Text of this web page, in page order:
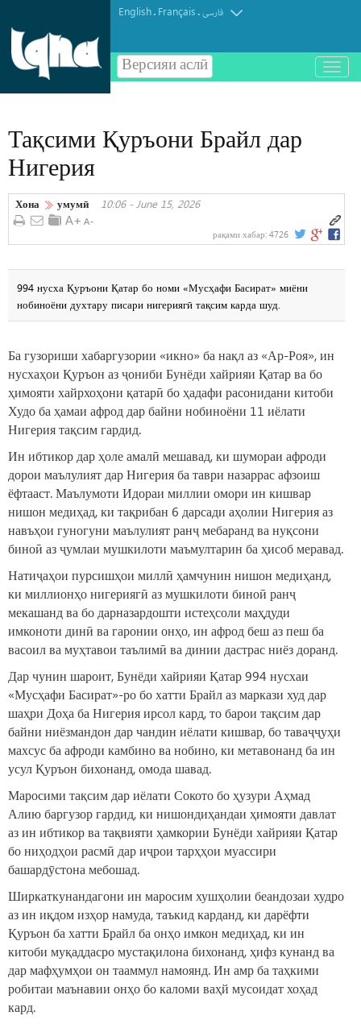
English. Français.فارسی
Версияи аслӣ
باز
و
Тақсими Қуръони Брайл дар
Нигерия
Хона умумӣ 10:06 - June 15, 2026
рақами хабар: 4726
994 нусха Қуръони Қатар бо номи «Мусҳафи Басират» миёни
нобиноёни духтару писари нигериягӣ тақсим карда шуд.
Ба гузориши хабаргузории «икно» ба нақл аз «Ар-Роя», ин
нусхаҳои Қуръон аз ҷониби Бунёди хайрияи Қатар ва бо
ҳимояти хайрхоҳони қатарӣ бо ҳадафи расонидани китоби
Худо ба ҳамаи афрод дар байни нобиноёни 11 иёлати
Нигерия тақсим гардид.
Ин ибтикор дар ҳоле амалӣ мешавад, ки шумораи афроди
дорои маълулият дар Нигерия ба таври назаррас афзоиш
ёфтааст. Маълумоти Идораи миллии омори ин кишвар
нишон медиҳад, ки тақрибан 6 дарсади аҳолии Нигерия аз
навъҳои гуногуни маълулият ранҷ мебаранд ва нуқсони
биноӣ аз ҷумлаи мушкилоти маъмултарин ба ҳисоб меравад.
Натиҷаҳои пурсишҳои миллӣ ҳамчунин нишон медиҳанд,
ки миллионҳо нигериягӣ аз мушкилоти биноӣ ранҷ
мекашанд ва бо дарназардошти истеҳсоли маҳдуди
имконоти динӣ ва гаронии онҳо, ин афрод беш аз пеш ба
васоил ва муҳтавои таълимӣ ва динии дастрас ниёз доранд.
Дар чунин шароит, Бунёди хайрияи Қатар 994 нусхаи
«Мусҳафи Басират»-ро бо хатти Брайл аз маркази худ дар
шаҳри Доҳа ба Нигерия ирсол кард, то барои тақсим дар
байни ниёзмандон дар чандин иёлати кишвар, бо таваҷҷуҳи
махсус ба афроди камбино ва нобино, ки метавонанд ба ин
усул Қуръон бихонанд, омода шавад.
Маросими тақсим дар иёлати Сокото бо ҳузури Аҳмад
Алию баргузор гардид, ки нишондиҳандаи ҳимояти давлат
аз ин ибтикор ва тақвияти ҳамкории Бунёди хайрияи Қатар
бо ниҳодҳои расмӣ дар иҷрои тарҳҳои муассири
башардӯстона мебошад.
Ширкаткунандагони ин маросим хушҳолии беандозаи худро
аз ин иқдом изҳор намуда, таъкид карданд, ки дарёфти
Қуръон ба хатти Брайл ба онҳо имкон медиҳад, ки ин
китоби муқаддасро мустақилона бихонанд, ҳифз кунанд ва
дар мафҳумҳои он тааммул намоянд. Ин амр ба таҳкими
робитаи маънавии онҳо бо каломи ваҳй мусоидат хоҳад
кард.